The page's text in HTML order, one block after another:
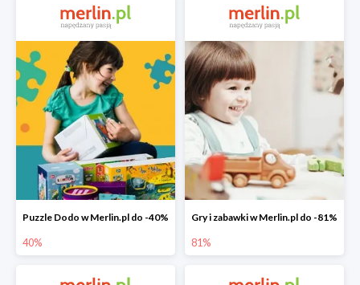
Puzzle Dodo w Merlin.pl do -40%
40%
Gry i zabawki w Merlin.pl do -81%
81%